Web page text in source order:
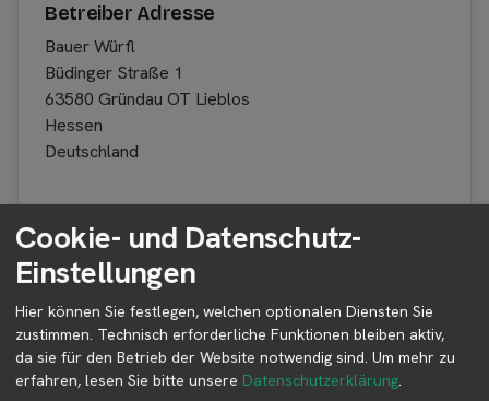
Betreiber Adresse
Bauer Würfl
Büdinger Straße 1
63580 Gründau OT Lieblos
Hessen
Deutschland
Betreiber kontaktieren
Auf der Profilseite des Betreibers findest du weitere
Informationen zum Betreiber und
Kontaktmöglichkeiten.
Cookie- und Datenschutz-
Einstellungen
Hier können Sie festlegen, welchen optionalen Diensten Sie
zustimmen. Technisch erforderliche Funktionen bleiben aktiv,
da sie für den Betrieb der Website notwendig sind. Um mehr zu
erfahren, lesen Sie bitte unsere Datenschutzerklärung.